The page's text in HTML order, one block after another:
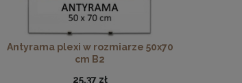
Antyrama plexi w rozmiarze 50x70
cm B2
25,37 zł